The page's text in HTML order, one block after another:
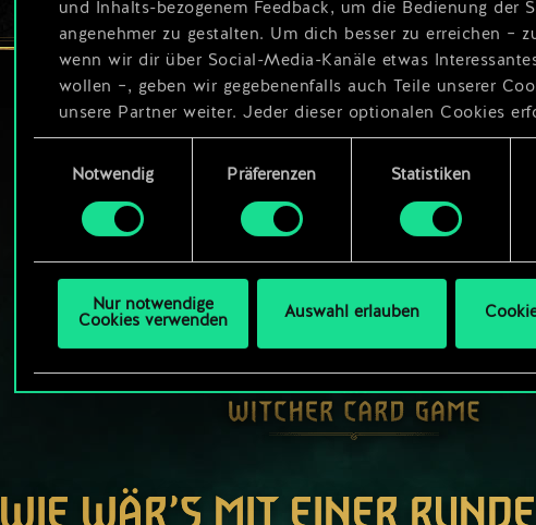
und Inhalts-bezogenem Feedback, um die Bedienung der
angenehmer zu gestalten. Um dich besser zu erreichen –
wenn wir dir über Social-Media-Kanäle etwas
wollen –, geben wir gegebenenfalls auch Teile unserer
unsere Partner weiter. Jeder dieser optionalen Cookies
allerdings deine Zustimmung.
„Einstellungen“, wo du, falls gewünscht, auch alle
Notwendig
Präferenzen Statistiken
Nur notwendige
Cookies verwenden
Auswahl erlauben
WIE WÄR’S MIT EINER